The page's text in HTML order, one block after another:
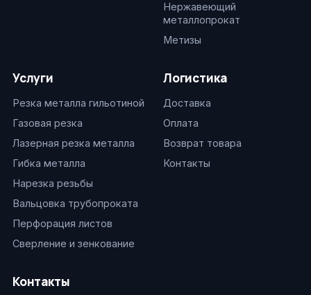
Нержавеющий
металлопрокат
Метизы
Услуги
Резка металла гильотиной
Газовая резка
Лазерная резка металла
Гибка металла
Нарезка резьбы
Вальцовка трубопроката
Перфорация листов
Сверление и зенкование
Логистика
Доставка
Оплата
Возврат товара
Контакты
Контакты